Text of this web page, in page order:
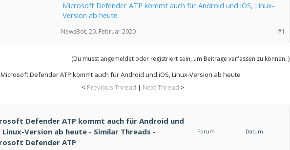
Microsoft Defender ATP kommt auch für Android und iOS, Linux-
Version ab heute
#1
NewsBot, 20. Februar 2020
(Du musst angemeldet oder registriert sein, um Beiträge verfassen zu können. )
Microsoft Defender ATP kommt auch für Android und iOS, Linux-Version ab heute
< Previous Thread | Next Thread >
Defender ATP kommt auch für Android und
Linux-Version ab heute - Similar Threads -
Defender ATP
Forum Datum